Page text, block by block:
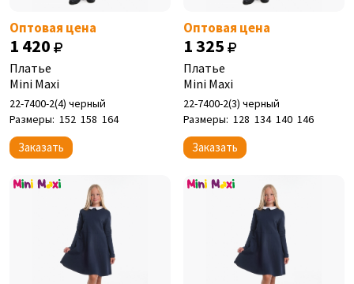
Оптовая цена
1 420
Платье
Mini Maxi
22-7400-2(4) черный
Размеры: 152 158 164
Заказать
Оптовая цена
1 325
Платье
Mini Maxi
22-7400-2(3) черный
Размеры: 128 134 140 146
Заказать